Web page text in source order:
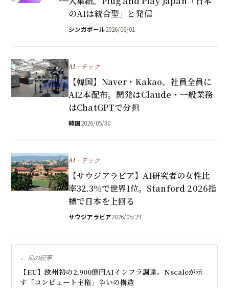
のAIは統合型」と発信
シンガポール2026/06/01
AI・テック
【韓国】Naver・Kakao、社員全員に
AI2本配布。開発はClaude・一般業務
はChatGPTで分担
韓国2026/05/30
AI・テック
【サウジアラビア】AI研究者の女性比
率32.3%で世界1位。Stanford 2026指
標で日本を上回る
サウジアラビア2026/05/29
← 前の記事
【EU】欧州初の2,900億円AIインフラ調達。Nscaleが示
す「コンピュート主権」争いの構造